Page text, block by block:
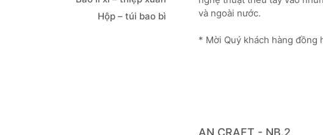
và ngoài nước.
* Mời Quý khách hàng đồng
AN CRAFT - NB.2
Hộp – túi bao bì